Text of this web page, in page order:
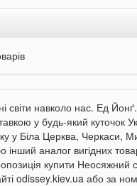
світи навколо нас. Ед
у будь-який куточок
у Біла Церква, Черкаси,
інший аналог вигідних
купити Неосяжний
odissey.kiev.ua або за